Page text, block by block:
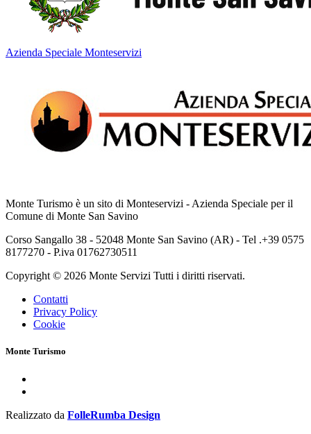
Azienda Speciale Monteservizi
Monte Turismo è un sito di Monteservizi - Azienda Speciale per il
Comune di Monte San Savino
Corso Sangallo 38 - 52048 Monte San Savino (AR) - Tel .+39 0575
8177270 - P.iva 01762730511
Copyright © 2026 Monte Servizi Tutti i diritti riservati.
Contatti
Privacy Policy
Cookie
Monte Turismo
Realizzato da FolleRumba Design